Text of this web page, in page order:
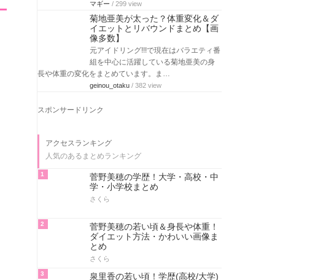
マギー / 299 view
菊地亜美が太った？体重変化＆ダ
イエットとリバウンドまとめ【画
像多数】
元アイドリング!!!で現在はバラエティ番
組を中心に活躍している菊地亜美の身
長や体重の変化をまとめています。ま…
geinou_otaku / 382 view
スポンサードリンク
アクセスランキング
人気のあるまとめランキング
1
菅野美穂の学歴！大学・高校・中
学・小学校まとめ
さくら
2
菅野美穂の若い頃＆身長や体重！
ダイエット方法・かわいい画像ま
とめ
さくら
3
泉里香の若い頃！学歴(高校/大学)